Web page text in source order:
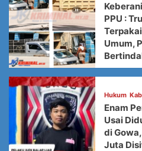
PPU :
Umum,
Hukum
Enam
Usai
di
Juta